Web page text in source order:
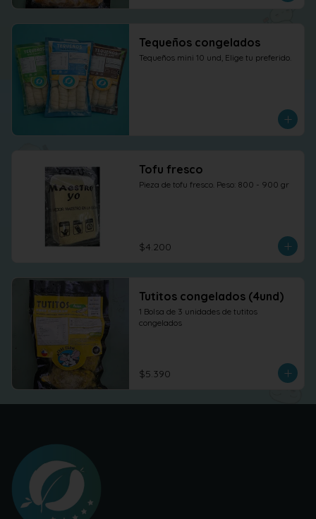
Tequeños congelados
Tequeños mini 10 und, Elige tu preferido.
Tofu fresco
Pieza de tofu fresco. Peso: 800 - 900 gr
$4.200
Tutitos congelados (4und)
1 Bolsa de 3 unidades de tutitos
congelados
$5.390